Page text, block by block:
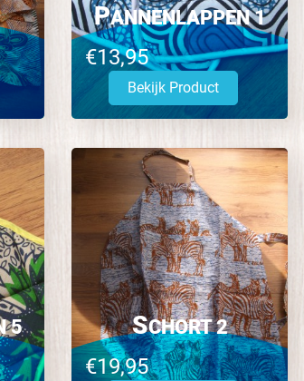
PANNENLAPPEN 1
€13,95
Bekijk Product
5 SCHORT 2
€19,95